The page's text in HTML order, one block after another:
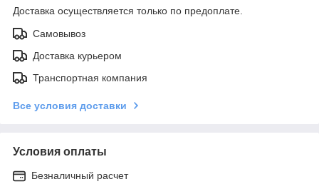
Доставка осуществляется только по предоплате.
Самовывоз
Доставка курьером
Транспортная компания
Все условия доставки
Условия оплаты
Безналичный расчет